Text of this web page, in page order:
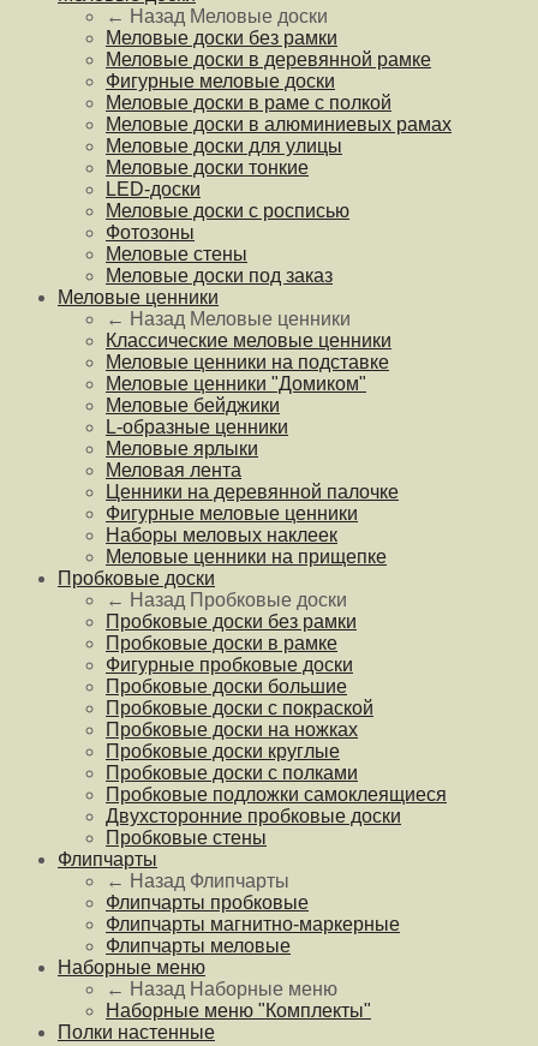
← Назад Меловые доски
Меловые доски без рамки
Меловые доски в деревянной рамке
Фигурные меловые доски
Меловые доски в раме с полкой
Меловые доски в алюминиевых рамах
Меловые доски для улицы
Меловые доски тонкие
LED-доски
Меловые доски с росписью
Фотозоны
Меловые стены
Меловые доски под заказ
Меловые ценники
← Назад Меловые ценники
Классические меловые ценники
Меловые ценники на подставке
Меловые ценники "Домиком"
Меловые бейджики
L-образные ценники
Меловые ярлыки
Меловая лента
Ценники на деревянной палочке
Фигурные меловые ценники
Наборы меловых наклеек
Меловые ценники на прищепке
Пробковые доски
← Назад Пробковые доски
Пробковые доски без рамки
Пробковые доски в рамке
Фигурные пробковые доски
Пробковые доски большие
Пробковые доски с покраской
Пробковые доски на ножках
Пробковые доски круглые
Пробковые доски с полками
Пробковые подложки самоклеящиеся
Двухсторонние пробковые доски
Пробковые стены
Флипчарты
← Назад Флипчарты
Флипчарты пробковые
Флипчарты магнитно-маркерные
Флипчарты меловые
Наборные меню
← Назад Наборные меню
Наборные меню "Комплекты"
Полки настенные